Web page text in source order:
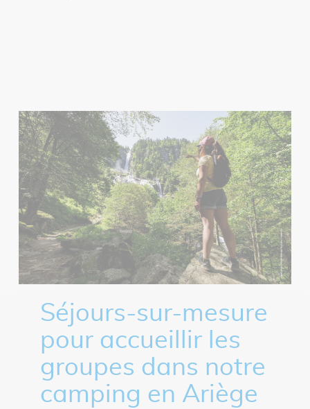
Séjours-sur-mesure
pour accueillir les
groupes dans notre
camping en Ariège